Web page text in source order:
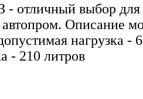
отличный выбор для
автопром. Описание
нагрузка -
- 210 литров